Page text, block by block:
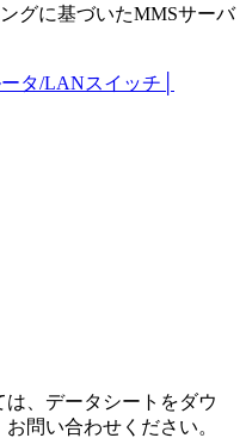
グに基づいたMMSサーバ
タ/LANスイッチ
、データシートをダウ
問い合わせください。